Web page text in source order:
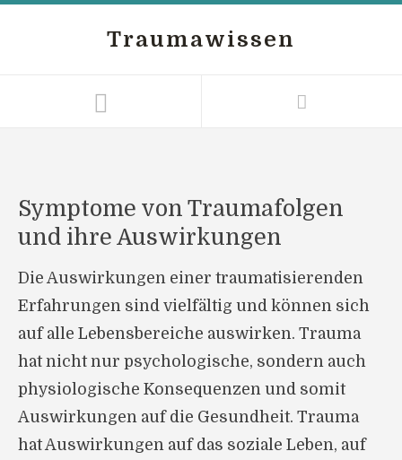
Traumawissen
Symptome von Traumafolgen
und ihre Auswirkungen
Die Auswirkungen einer traumatisierenden
Erfahrungen sind vielfältig und können sich
auf alle Lebensbereiche auswirken. Trauma
hat nicht nur psychologische, sondern auch
physiologische Konsequenzen und somit
Auswirkungen auf die Gesundheit. Trauma
hat Auswirkungen auf das soziale Leben, auf